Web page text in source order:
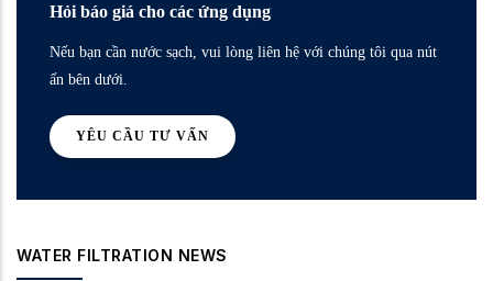
Hỏi báo giá cho các ứng dụng
Nếu bạn cần nước sạch, vui lòng liên hệ với chúng tôi qua nút
ấn bên dưới.
YÊU CẦU TƯ VẤN
WATER FILTRATION NEWS